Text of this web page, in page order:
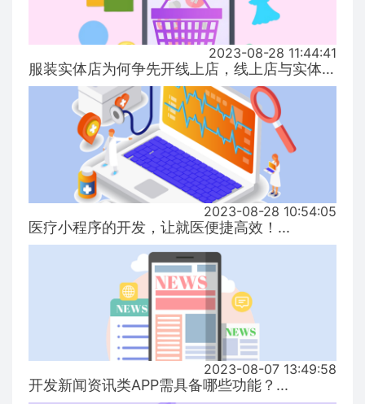
2023-08-28 11:44:41
服装实体店为何争先开线上店，线上店与实体店有什么区别？...
2023-08-28 10:54:05
医疗小程序的开发，让就医便捷高效！...
2023-08-07 13:49:58
开发新闻资讯类APP需具备哪些功能？...